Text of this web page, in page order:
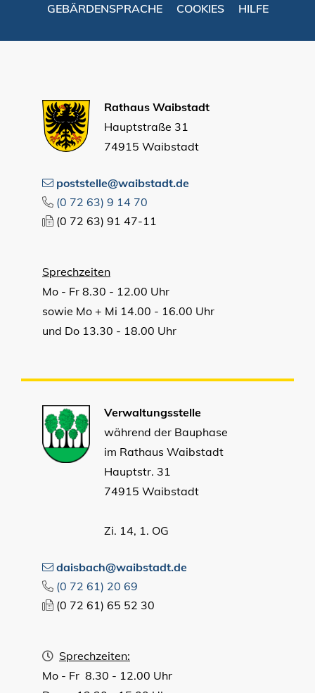
GEBÄRDENSPRACHE
COOKIES HILFE
Rathaus Waibstadt
Hauptstraße 31
74915 Waibstadt
poststelle@waibstadt.de
(0 72 63) 9 14 70
(0 72 63) 91 47-11
Sprechzeiten
Mo - Fr 8.30 - 12.00 Uhr
sowie Mo + Mi 14.00 - 16.00 Uhr
und Do 13.30 - 18.00 Uhr
Verwaltungsstelle
während der Bauphase
im Rathaus Waibstadt
Hauptstr. 31
74915 Waibstadt
Zi. 14, 1. OG
daisbach@waibstadt.de
(0 72 61) 20 69
(0 72 61) 65 52 30
Sprechzeiten:
Mo - Fr 8.30 - 12.00 Uhr